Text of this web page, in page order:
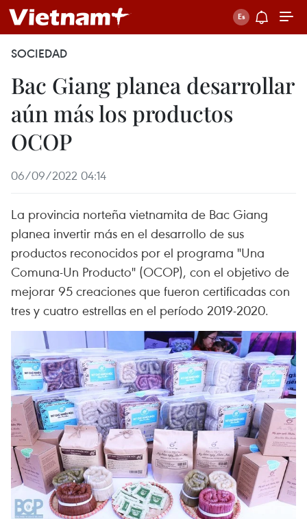
SOCIEDAD
Bac Giang planea desarrollar
aún más los productos
OCOP
06/09/2022 04:14
La provincia norteña vietnamita de Bac Giang
planea invertir más en el desarrollo de sus
productos reconocidos por el programa "Una
Comuna-Un Producto" (OCOP), con el objetivo de
mejorar 95 creaciones que fueron certificadas con
tres y cuatro estrellas en el período 2019-2020.